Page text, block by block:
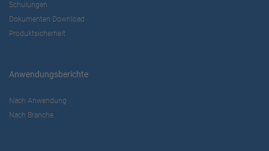
Schulungen
Dokumenten Download
Produktsicherheit
Anwendungsberichte
Nach Anwendung
Nach Branche